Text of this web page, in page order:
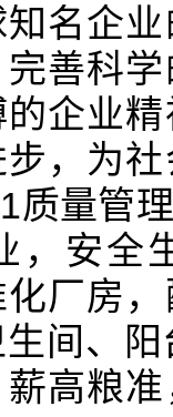
名企
善科
企业
，为
质量管
，安全
厂房
间、
高粮